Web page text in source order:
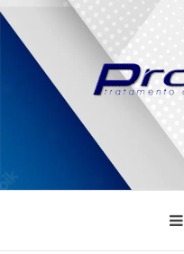
Pular
para
conteúdo
PROMAR